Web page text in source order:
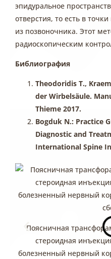
эпидуральное
отверстия, то есть в
из позвоночника. Этот
радиоскопическим
Библиография
Theodoridis T.,
der Wirbelsäule.
Thieme 2017.
Bogduk N.: Practice
Diagnostic and
International Spine
Поясничная
стероидная
болезненный нервный